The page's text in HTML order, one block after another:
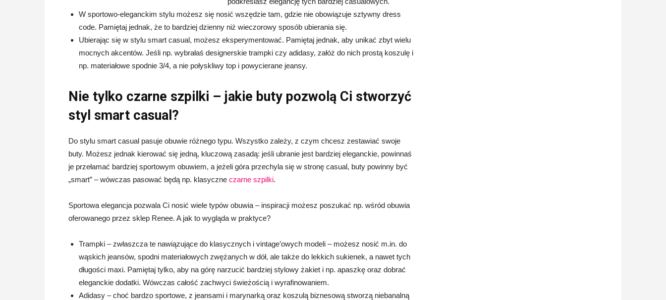
W sportowo-eleganckim stylu możesz się nosić wszędzie tam, gdzie nie obowiązuje sztywny dress
code. Pamiętaj jednak, że to bardziej dzienny niż wieczorowy sposób ubierania się.
Ubierając się w stylu smart casual, możesz eksperymentować. Pamiętaj jednak, aby unikać zbyt wielu
mocnych akcentów. Jeśli np. wybrałaś designerskie trampki czy adidasy, załóż do nich prostą koszulę i
np. materiałowe spodnie 3/4, a nie połyskliwy top i powycierane jeansy.
Nie tylko czarne szpilki – jakie buty pozwolą Ci stworzyć
styl smart casual?
Do stylu smart casual pasuje obuwie różnego typu. Wszystko zależy, z czym chcesz zestawiać swoje
buty. Możesz jednak kierować się jedną, kluczową zasadą: jeśli ubranie jest bardziej eleganckie, powinnaś
je przełamać bardziej sportowym obuwiem, a jeżeli góra przechyla się w stronę casual, buty powinny być
„smart” – wówczas pasować będą np. klasyczne czarne szpilki.
Sportowa elegancja pozwala Ci nosić wiele typów obuwia – inspiracji możesz poszukać np. wśród obuwia
oferowanego przez sklep Renee. A jak to wygląda w praktyce?
Trampki – zwłaszcza te nawiązujące do klasycznych i vintage’owych modeli – możesz nosić m.in. do
wąskich jeansów, spodni materiałowych zwężanych w dół, ale także do lekkich sukienek, a nawet tych
długości maxi. Pamiętaj tylko, aby na górę narzucić bardziej stylowy żakiet i np. apaszkę oraz dobrać
eleganckie dodatki. Wówczas całość zachwyci świeżością i wyrafinowaniem.
Adidasy – choć bardzo sportowe, z jeansami i marynarką oraz koszulą biznesową stworzą niebanalną